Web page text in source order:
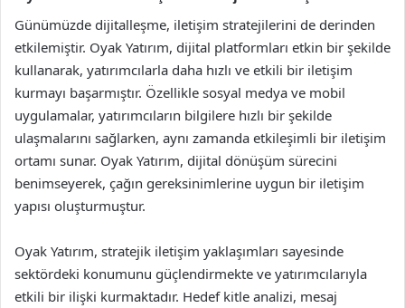
Günümüzde dijitalleşme, iletişim stratejilerini de derinden
etkilemiştir. Oyak Yatırım, dijital platformları etkin bir şekilde
kullanarak, yatırımcılarla daha hızlı ve etkili bir iletişim
kurmayı başarmıştır. Özellikle sosyal medya ve mobil
uygulamalar, yatırımcıların bilgilere hızlı bir şekilde
ulaşmalarını sağlarken, aynı zamanda etkileşimli bir iletişim
ortamı sunar. Oyak Yatırım, dijital dönüşüm sürecini
benimseyerek, çağın gereksinimlerine uygun bir iletişim
yapısı oluşturmuştur.
Oyak Yatırım, stratejik iletişim yaklaşımları sayesinde
sektördeki konumunu güçlendirmekte ve yatırımcılarıyla
etkili bir ilişki kurmaktadır. Hedef kitle analizi, mesaj